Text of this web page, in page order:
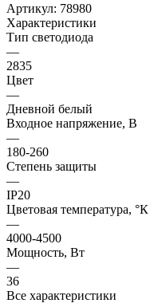
Артикул: 78980
Характеристики
Тип светодиода
—
2835
Цвет
—
Дневной белый
Входное напряжение, В
—
180-260
Степень защиты
—
IP20
Цветовая температура, °К
—
4000-4500
Мощность, Вт
—
36
Все характеристики